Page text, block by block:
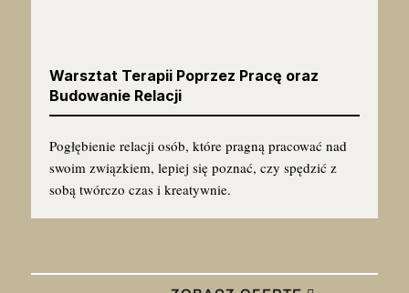
Warsztat Terapii Poprzez Pracę oraz
Budowanie Relacji
Pogłębienie relacji osób, które pragną pracować nad
swoim związkiem, lepiej się poznać, czy spędzić z
sobą twórczo czas i kreatywnie.